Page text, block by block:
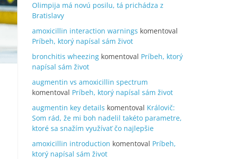
Olimpija má novú posilu, tá prichádza z
Bratislavy
amoxicillin interaction warnings komentoval
Príbeh, ktorý napísal sám život
bronchitis wheezing komentoval Príbeh, ktorý
napísal sám život
augmentin vs amoxicillin spectrum
komentoval Príbeh, ktorý napísal sám život
augmentin key details komentoval Královič:
Som rád, že mi boh nadelil takéto parametre,
ktoré sa snažím využívať čo najlepšie
amoxicillin introduction komentoval Príbeh,
ktorý napísal sám život